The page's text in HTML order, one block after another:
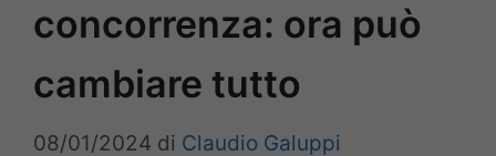
concorrenza: ora può
cambiare tutto
08/01/2024 di Claudio Galuppi